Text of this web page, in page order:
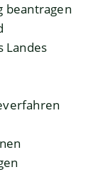
beantragen
Landes